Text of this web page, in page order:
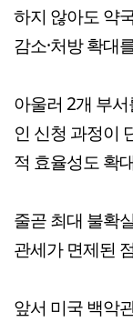
하지 않아도 약
감소·처방 확대
아울러 2개 부
인 신청 과정이
적 효율성도 확
줄곧 최대 불확
관세가 면제된
앞서 미국 백악